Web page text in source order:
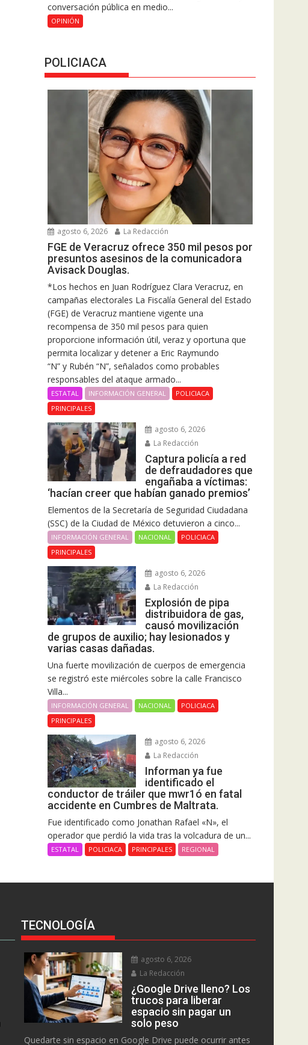
conversación pública en medio...
OPINIÓN
POLICIACA
agosto 6, 2026 La Redacción
FGE de Veracruz ofrece 350 mil pesos por
presuntos asesinos de la comunicadora
Avisack Douglas.
*Los hechos en Juan Rodríguez Clara Veracruz, en
campañas electorales La Fiscalía General del Estado
(FGE) de Veracruz mantiene vigente una
recompensa de 350 mil pesos para quien
proporcione información útil, veraz y oportuna que
permita localizar y detener a Eric Raymundo
“N” y Rubén “N”, señalados como probables
responsables del ataque armado...
ESTATAL INFORMACIÓN GENERAL
POLICIACA
PRINCIPALES
agosto 6, 2026
La Redacción
Captura policía a red
de defraudadores que
engañaba a víctimas:
‘hacían creer que habían ganado premios’
Elementos de la Secretaría de Seguridad Ciudadana
(SSC) de la Ciudad de México detuvieron a cinco...
INFORMACIÓN GENERAL NACIONAL
POLICIACA
PRINCIPALES
agosto 6, 2026
La Redacción
Explosión de pipa
distribuidora de gas,
causó movilización
de grupos de auxilio; hay lesionados y
varias casas dañadas.
Una fuerte movilización de cuerpos de emergencia
se registró este miércoles sobre la calle Francisco
Villa...
INFORMACIÓN GENERAL NACIONAL
POLICIACA
PRINCIPALES
agosto 6, 2026
La Redacción
Informan ya fue
identificado el
conductor de tráiler que mwr1ó en fatal
accidente en Cumbres de Maltrata.
Fue identificado como Jonathan Rafael «N», el
operador que perdió la vida tras la volcadura de un...
ESTATAL POLICIACA PRINCIPALES REGIONAL
TECNOLOGÍA
agosto 6, 2026
La Redacción
¿Google Drive lleno? Los
trucos para liberar
espacio sin pagar un
solo peso
Quedarte sin espacio en Google Drive puede ocurrir antes